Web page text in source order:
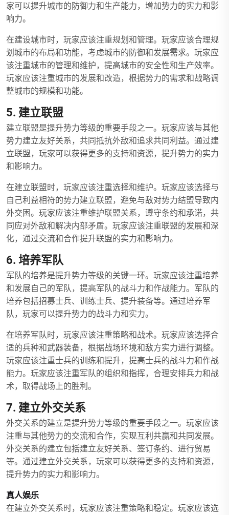
家可以提升城市的防御力和生产能力，增加势力的实力和影
响力。
在建设城市时，玩家应该注重规划和管理。玩家应该合理规
划城市的布局和功能，考虑城市的防御和发展需求。玩家应
该注重城市的管理和维护，提高城市的安全性和生产效率。
玩家应该注重城市的发展和改造，根据势力的需求和战略调
整城市的规模和功能。
5. 建立联盟
建立联盟是提升势力等级的重要手段之一。玩家应该与其他
势力建立友好关系，共同抵抗外敌和追求共同利益。通过建
立联盟，玩家可以获得更多的支持和资源，提升势力的实力
和影响力。
在建立联盟时，玩家应该注重选择和维护。玩家应该选择与
自己利益相符的势力建立联盟，避免与敌对势力结盟导致内
外交困。玩家应该注重维护联盟关系，遵守条约和承诺，共
同应对外敌和解决内部矛盾。玩家应该注重联盟的发展和深
化，通过交流和合作提升联盟的实力和影响力。
6. 培养军队
军队的培养是提升势力等级的关键一环。玩家应该注重培养
和发展自己的军队，提高军队的战斗力和作战能力。军队的
培养包括招募士兵、训练士兵、提升装备等。通过培养军
队，玩家可以提升势力的战斗力和实力。
在培养军队时，玩家应该注重策略和战术。玩家应该选择合
适的兵种和武器装备，根据战场环境和敌方实力进行调整。
玩家应该注重士兵的训练和提升，提高士兵的战斗力和作战
能力。玩家应该注重军队的组织和指挥，合理安排兵力和战
术，取得战场上的胜利。
7. 建立外交关系
外交关系的建立是提升势力等级的重要手段之一。玩家应该
注重与其他势力的交流和合作，实现互利共赢和共同发展。
外交关系的建立包括建立友好关系、签订条约、进行贸易
等。通过建立外交关系，玩家可以获得更多的支持和资源，
提升势力的实力和影响力。
真人娱乐
在建立外交关系时，玩家应该注重策略和稳定。玩家应该选